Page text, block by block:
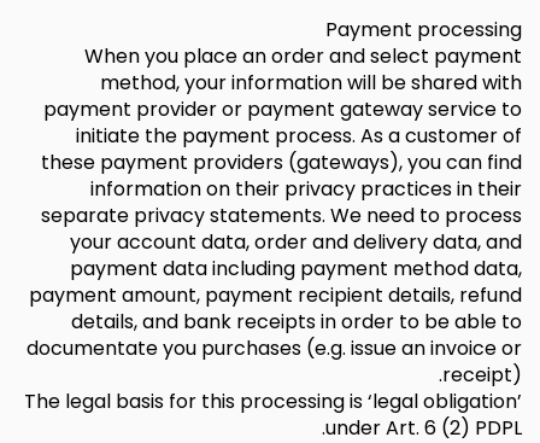
Payment processing
When you place an order and select payment
method, your information will be shared with
payment provider or payment gateway service to
initiate the payment process. As a customer of
these payment providers (gateways), you can find
information on their privacy practices in their
separate privacy statements. We need to process
your account data, order and delivery data, and
payment data including payment method data,
payment amount, payment recipient details, refund
details, and bank receipts in order to be able to
documentate you purchases (e.g. issue an invoice or
receipt).
The legal basis for this processing is ‘legal obligation’
under Art. 6 (2) PDPL.